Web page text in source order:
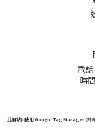
電
時
此網站因使用 Google Tag Manager (簡